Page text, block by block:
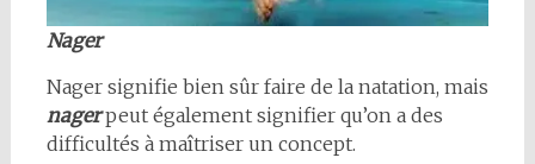
Nager
Nager signifie bien sûr faire de la natation, mais
nagerpeut également signifier qu’on a des
difficultés à maîtriser un concept.